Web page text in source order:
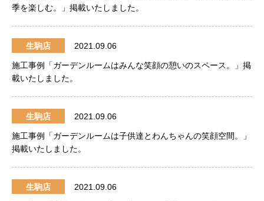
季を楽しむ。」掲載いたしました。
生駒店 2021.09.06
施工事例「ガーデンルームはみんな笑顔の憩いのスペース。」掲
載いたしました。
生駒店 2021.09.06
施工事例「ガーデンルームは子供達とわんちゃんの笑顔空間。」
掲載いたしました。
生駒店 2021.09.06